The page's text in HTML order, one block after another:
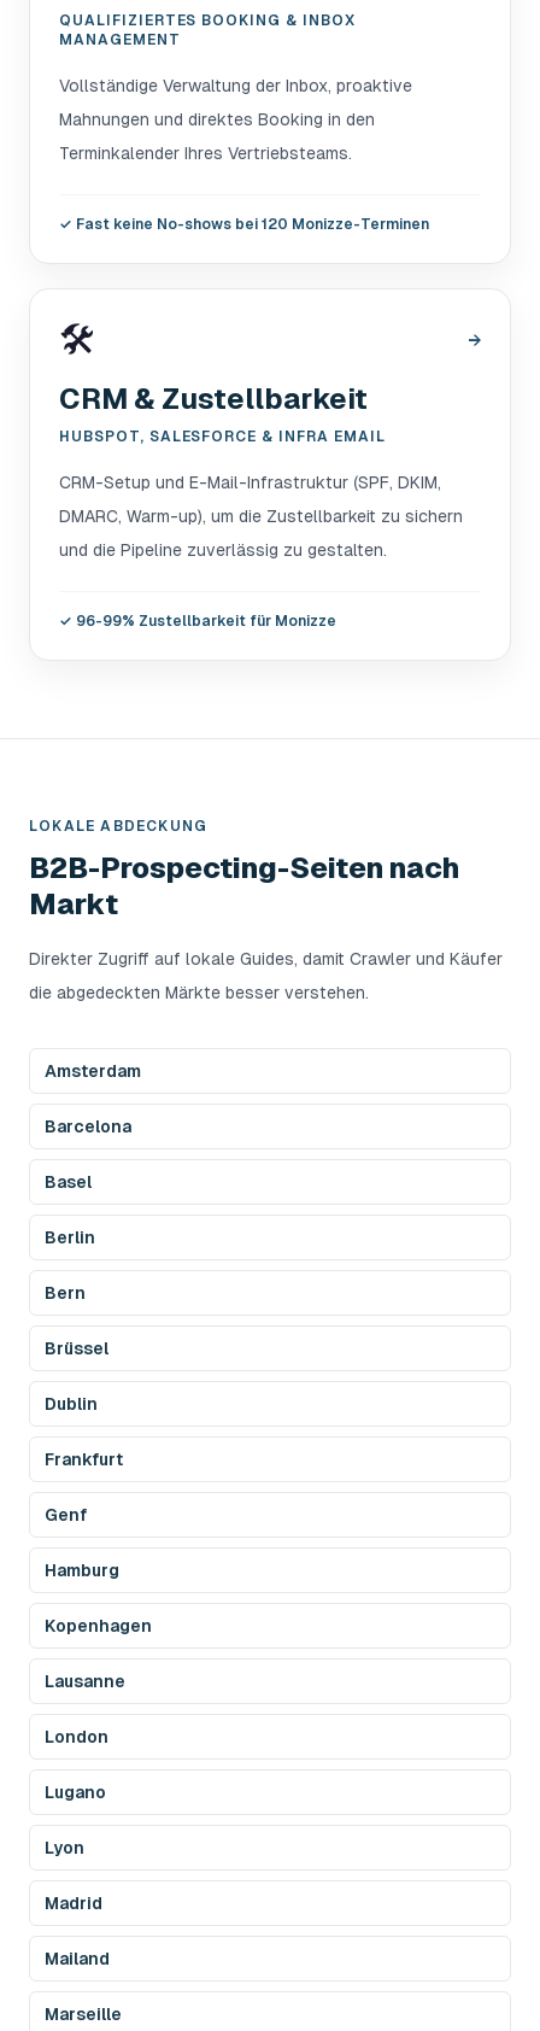
QUALIFIZIERTES BOOKING & INBOX
MANAGEMENT
Vollständige Verwaltung der Inbox, proaktive
Mahnungen und direktes Booking in den
Terminkalender Ihres Vertriebsteams.
✓ Fast keine No-shows bei 120 Monizze-Terminen
🛠️ →
CRM & Zustellbarkeit
HUBSPOT, SALESFORCE & INFRA EMAIL
CRM-Setup und E-Mail-Infrastruktur (SPF, DKIM,
DMARC, Warm-up), um die Zustellbarkeit zu sichern
und die Pipeline zuverlässig zu gestalten.
✓ 96-99% Zustellbarkeit für Monizze
LOKALE ABDECKUNG
B2B-Prospecting-Seiten nach
Markt
Direkter Zugriff auf lokale Guides, damit Crawler und Käufer
die abgedeckten Märkte besser verstehen.
Amsterdam
Barcelona
Basel
Berlin
Bern
Brüssel
Dublin
Frankfurt
Genf
Hamburg
Kopenhagen
Lausanne
London
Lugano
Lyon
Madrid
Mailand
Marseille